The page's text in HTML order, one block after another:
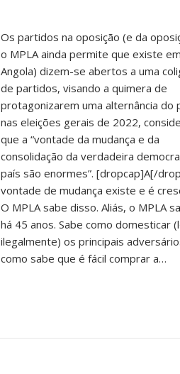
Os partidos na oposição (e da
o MPLA ainda permite que existe em
Angola) dizem-se abertos a uma
de partidos, visando a quimera de
protagonizarem uma alternância do
nas eleições gerais de 2022,
que a “vontade da mudança e da
consolidação da verdadeira
país são enormes”. [dropcap]A[/
vontade de mudança existe e é
O MPLA sabe disso. Aliás, o MPLA
há 45 anos. Sabe como domesticar
ilegalmente) os principais
como sabe que é fácil comprar a…